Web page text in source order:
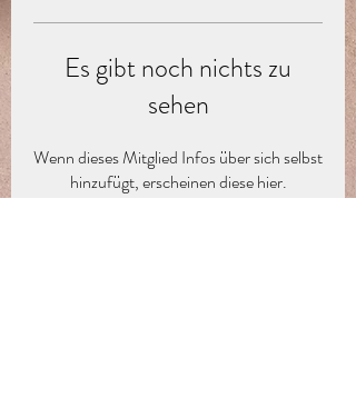
Es gibt noch nichts zu
sehen
Wenn dieses Mitglied Infos über sich selbst
hinzufügt, erscheinen diese hier.